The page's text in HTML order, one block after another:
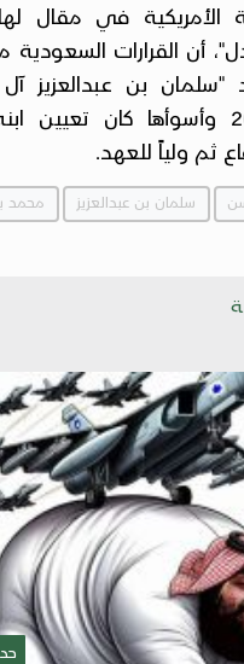
الأمريكية في مقال لها
أن القرارات
بن عبدالعزيز
العرش عام 2015 وأسوأها كان
ثم ولياً للعهد.
سلمان بن عبدالعزيز
محمد